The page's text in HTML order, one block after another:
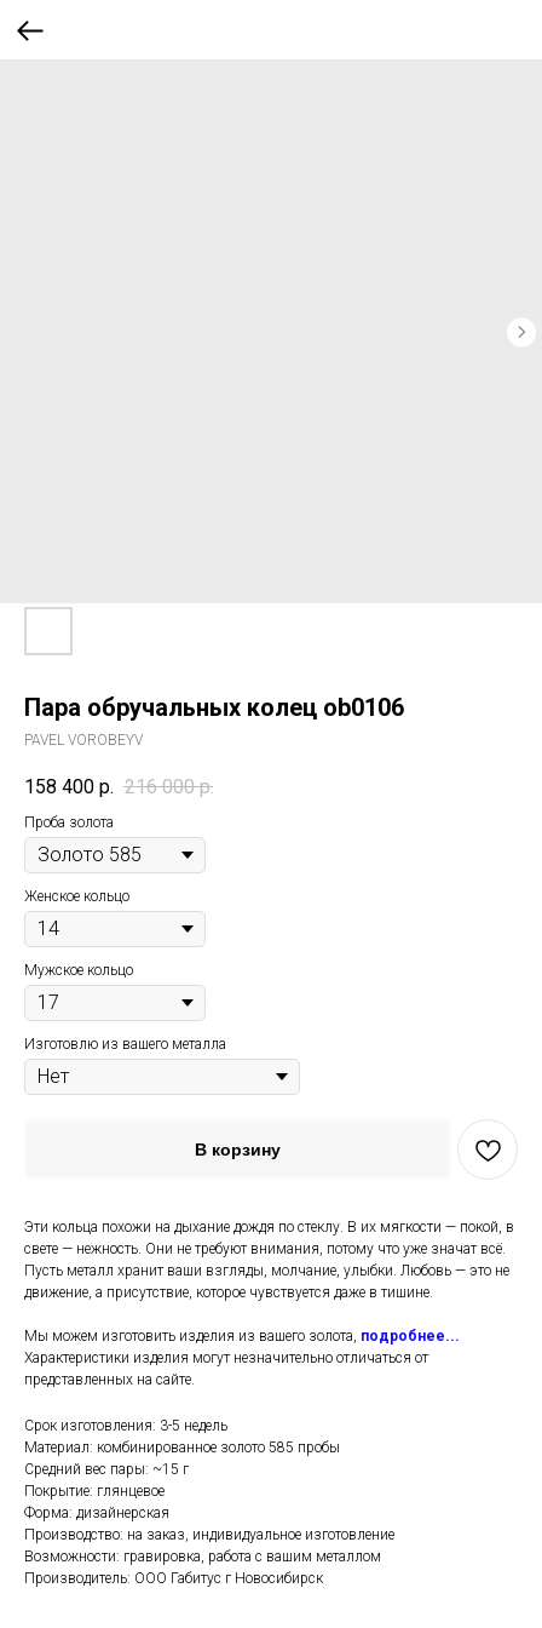
Пара обручальных колец ob0106
PAVEL VOROBEYV
158 400 р. 216 000 р.
Проба золота
Женское кольцо
Мужское кольцо
Изготовлю из вашего металла
В корзину
Эти кольца похожи на дыхание дождя по стеклу. В их мягкости — покой, в
свете — нежность. Они не требуют внимания, потому что уже значат всё.
Пусть металл хранит ваши взгляды, молчание, улыбки. Любовь — это не
движение, а присутствие, которое чувствуется даже в тишине.
Мы можем изготовить изделия из вашего золота, подробнее...
Характеристики изделия могут незначительно отличаться от
представленных на сайте.
Срок изготовления: 3-5 недель
Материал: комбинированное золото 585 пробы
Средний вес пары: ~15 г
Покрытие: глянцевое
Форма: дизайнерская
Производство: на заказ, индивидуальное изготовление
Возможности: гравировка, работа с вашим металлом
Производитель: ООО Габитус г Новосибирск